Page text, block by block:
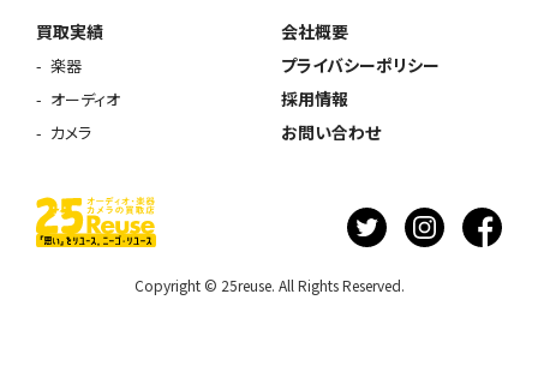
買取実績
楽器
オーディオ
カメラ
会社概要
プライバシーポリシー
採用情報
お問い合わせ
Copyright © 25reuse. All Rights Reserved.